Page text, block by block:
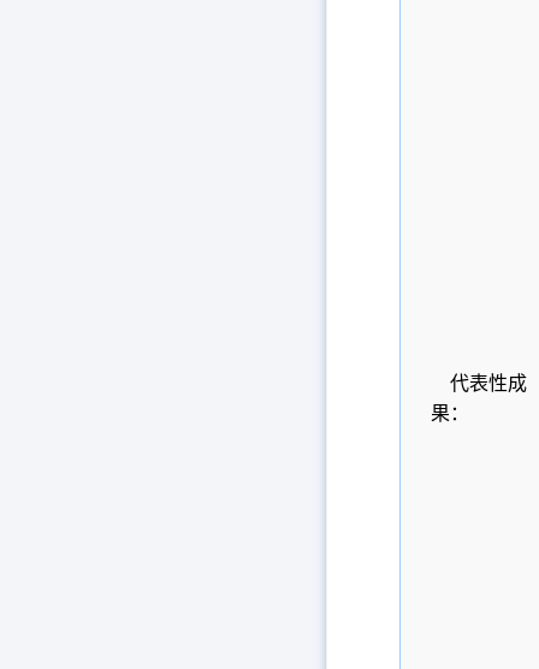
代表性成
果：